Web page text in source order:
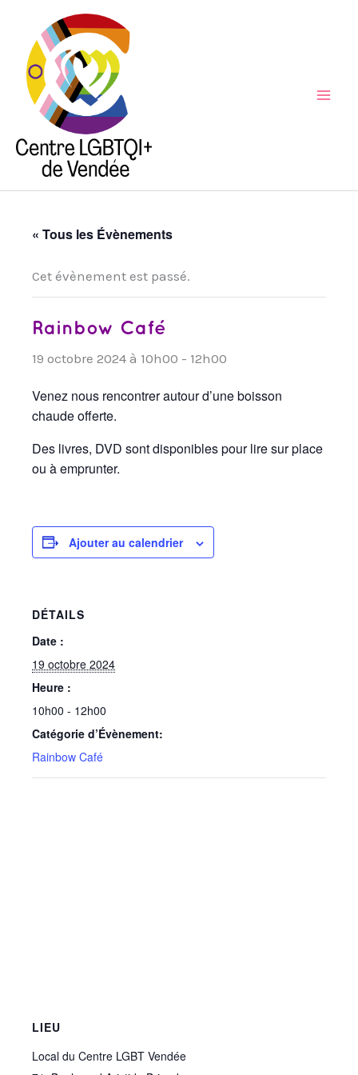
contenu
« Tous les Évènements
Cet évènement est passé.
Rainbow Café
19 octobre 2024 à 10h00 - 12h00
Venez nous rencontrer autour d’une boisson
chaude offerte.
Des livres, DVD sont disponibles pour lire sur place
ou à emprunter.
Ajouter au calendrier
DÉTAILS
Date :
19 octobre 2024
Heure :
10h00 - 12h00
Catégorie d’Évènement:
Rainbow Café
LIEU
Local du Centre LGBT Vendée